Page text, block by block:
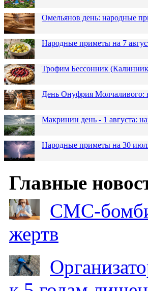
Омельянов день: народные
Народные приметы на 7
Трофим Бессонник
День Онуфрия Молчаливого:
Макринин день - 1 августа:
Народные приметы на 30
Главные
СМС-
жертв